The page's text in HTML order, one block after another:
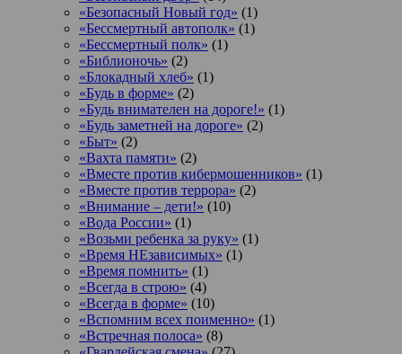
«Безопасный Новый год» (1)
«Бессмертный автополк» (1)
«Бессмертный полк» (1)
«Библионочь» (2)
«Блокадный хлеб» (1)
«Будь в форме» (2)
«Будь внимателен на дороге!» (1)
«Будь заметней на дороге» (2)
«Быт» (2)
«Вахта памяти» (2)
«Вместе против кибермошенников» (1)
«Вместе против террора» (2)
«Внимание – дети!» (10)
«Вода России» (1)
«Возьми ребенка за руку» (1)
«Время НЕзависимых» (1)
«Время помнить» (1)
«Всегда в строю» (4)
«Всегда в форме» (10)
«Вспомним всех поименно» (1)
«Встречная полоса» (8)